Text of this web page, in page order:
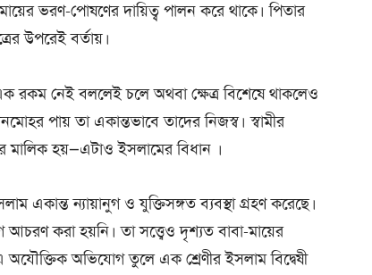
ভরণ-পোষণের দায়িত্ব পালন করে থাকে। পিতার
উপরেই বর্তায়।
রকম নেই বললেই চলে অথবা ক্ষেত্র বিশেষে থাকলেও
পায় তা একান্তভাবে তাদের নিজস্ব। স্বামীর
মালিক হয়—এটাও ইসলামের বিধান ।
একান্ত ন্যায়ানুগ ও যুক্তিসঙ্গত ব্যবস্থা গ্রহণ করেছে।
করা হয়নি। তা সত্ত্বেও দৃশ্যত বাবা-মায়ের
অভিযোগ তুলে এক শ্রেণীর ইসলাম বিদ্বেষী